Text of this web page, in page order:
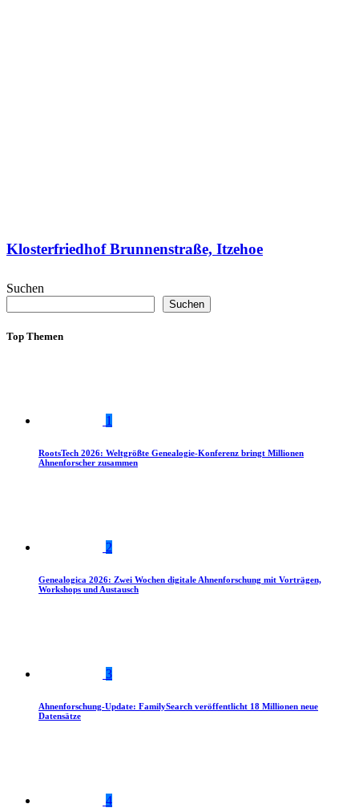
Klosterfriedhof Brunnenstraße, Itzehoe
Suchen
Suchen
Top Themen
1
RootsTech 2026: Weltgrößte Genealogie-Konferenz bringt Millionen
Ahnenforscher zusammen
2
Genealogica 2026: Zwei Wochen digitale Ahnenforschung mit Vorträgen,
Workshops und Austausch
3
Ahnenforschung-Update: FamilySearch veröffentlicht 18 Millionen neue
Datensätze
4